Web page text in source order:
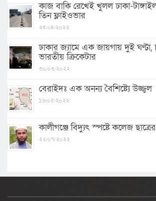
কাজ বাকি রেখেই খুলল ঢাকা-
তিন ফ্লাইওভার
২৫/০৪/২০২২
ঢাকার জ্যামে এক জায়গায় দুই ঘণ্টা,
ভারতীয় ক্রিকেটার
৩০/০৩/২০২২
বেরাইদঃ এক অনন্য বৈশিষ্ট্যে উজ্জ্বল
১৬/০৫/২০২২
কালীগঞ্জে বিদ্যুৎ স্পষ্টে কলেজ
২২/০৭/২০২২